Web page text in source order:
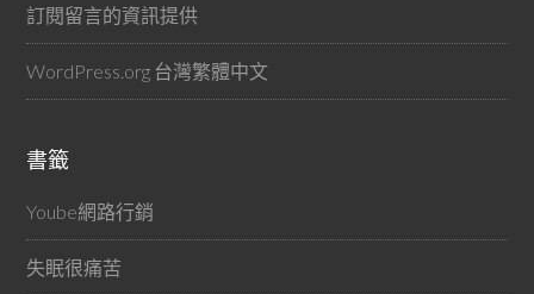
訂閱留言的資訊提供
WordPress.org 台灣繁體中文
書籤
Yoube網路行銷
失眠很痛苦